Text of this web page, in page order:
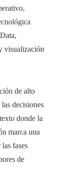
visualización
de alto
decisiones
donde la
marca una
fases
de